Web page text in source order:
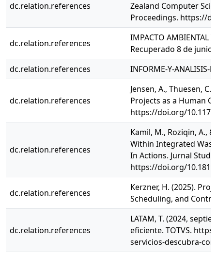
dc.relation.references
Zealand Computer
Proceedings. https://
dc.relation.references
IMPACTO AMBIENTAL
Recuperado 8 de
dc.relation.references
INFORME-Y-ANALISIS-
dc.relation.references
Jensen, A., Thuesen,
Projects as a Human
https://doi.org/
dc.relation.references
Kamil, M., Roziqin, A.,
Within Integrated
In Actions. Jurnal Studi
https://doi.org/
dc.relation.references
Kerzner, H. (2025).
Scheduling, and
dc.relation.references
LATAM, T. (2024,
eficiente. TOTVS.
servicios-descubra-